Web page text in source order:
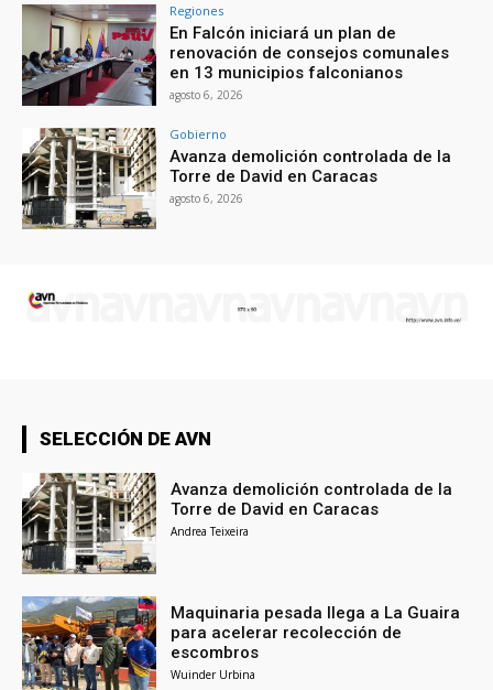
Regiones
En Falcón iniciará un plan de
renovación de consejos comunales
en 13 municipios falconianos
agosto 6, 2026
Gobierno
Avanza demolición controlada de la
Torre de David en Caracas
agosto 6, 2026
SELECCIÓN DE AVN
Avanza demolición controlada de la
Torre de David en Caracas
Andrea Teixeira
Maquinaria pesada llega a La Guaira
para acelerar recolección de
escombros
Wuinder Urbina